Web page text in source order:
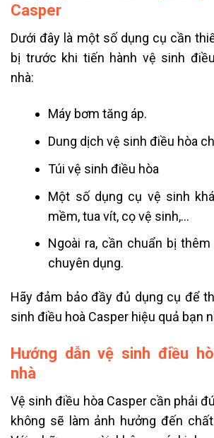
Casper
Dưới đây là một số dụng cụ cần
bị trước khi tiến hành vệ sinh
nhà:
Máy bơm tăng áp.
Dung dịch vệ sinh điều hòa
Túi vệ sinh điều hòa
Một số dụng cụ vệ sinh
mềm, tua vít, cọ vệ sinh,…
Ngoài ra, cần chuẩn bị
chuyên dụng.
Hãy đảm bảo đầy đủ dụng cụ để
sinh điều hoà Casper hiệu quả bạn
Hướng dẫn vệ sinh điều
nhà
Vệ sinh điều hòa Casper cần phải
không sẽ làm ảnh hưởng đến